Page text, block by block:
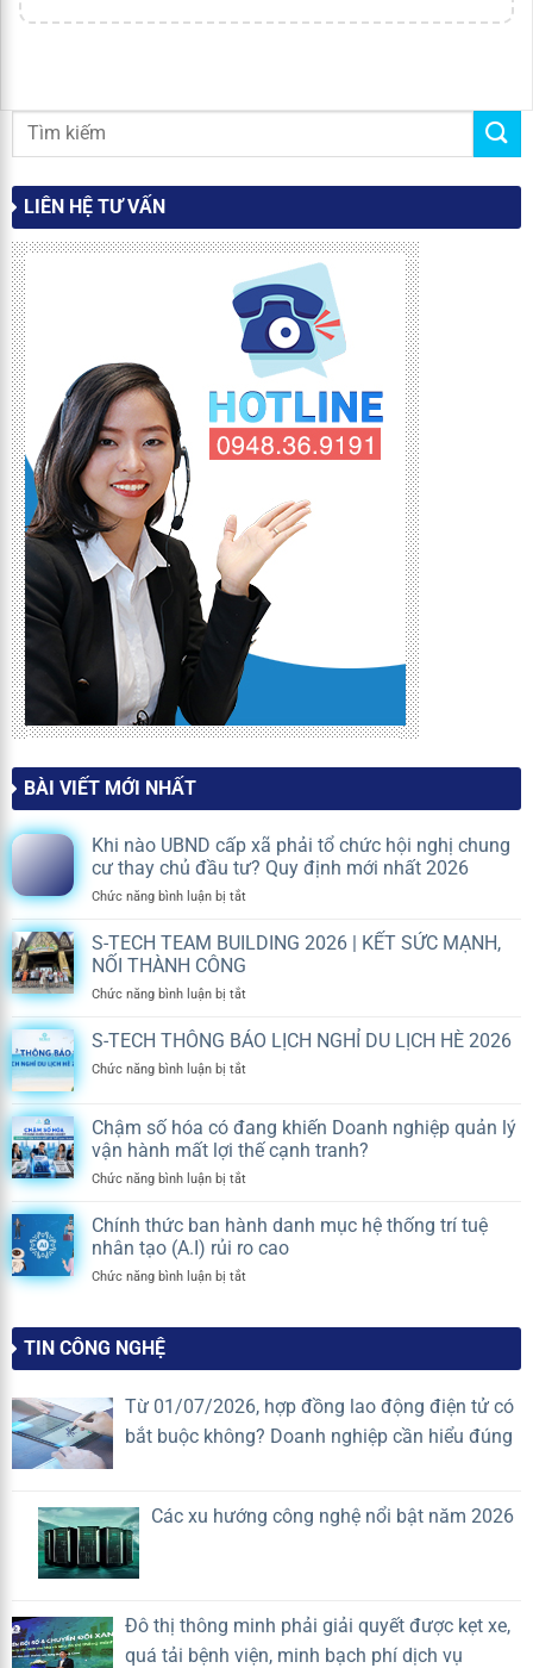
LIÊN HỆ TƯ VẤN
BÀI VIẾT MỚI NHẤT
Khi nào UBND cấp xã phải tổ chức hội nghị chung
cư thay chủ đầu tư? Quy định mới nhất 2026
Chức năng bình luận bị tắtở
nào
xã
tổ
hội
cư
thay
chủ
tư?
định
mới
S-TECH TEAM BUILDING 2026 | KẾT SỨC MẠNH,
NỐI THÀNH CÔNG
Chức năng bình luận bị tắtở
TECH
BUILDING
KẾT
SỨC
MẠNH,
THÀNH
CÔNG
S-TECH THÔNG BÁO LỊCH NGHỈ DU LỊCH HÈ 2026
Chức năng bình luận bị tắtở
THÔNG
BÁO
LỊCH
HÈ
2026
Chậm số hóa có đang khiến Doanh nghiệp quản lý
vận hành mất lợi thế cạnh tranh?
Chức năng bình luận bị tắtở
số
có
đang
vận
hành
mất
tranh?
Chính thức ban hành danh mục hệ thống trí tuệ
nhân tạo (A.I) rủi ro cao
Chức năng bình luận bị tắtở
mục
hệ
thống
tạo
TIN CÔNG NGHỆ
Từ 01/07/2026, hợp đồng lao động điện tử có
bắt buộc không? Doanh nghiệp cần hiểu đúng
Các xu hướng công nghệ nổi bật năm 2026
Đô thị thông minh phải giải quyết được kẹt xe,
quá tải bệnh viện, minh bạch phí dịch vụ